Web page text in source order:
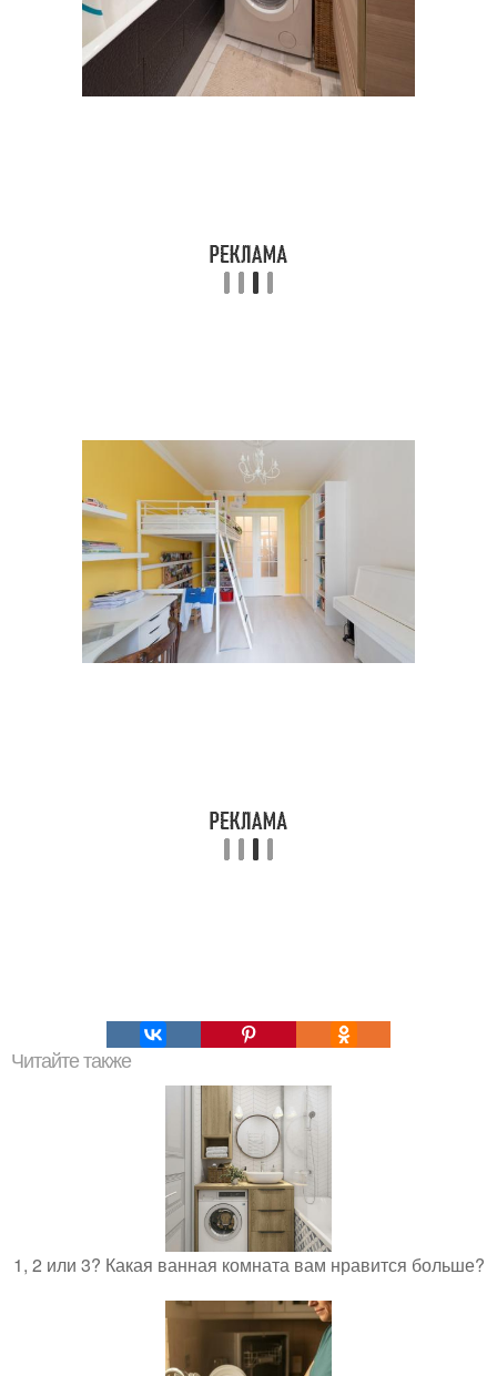
Читайте также
1, 2 или 3? Какая ванная комната вам нравится больше?